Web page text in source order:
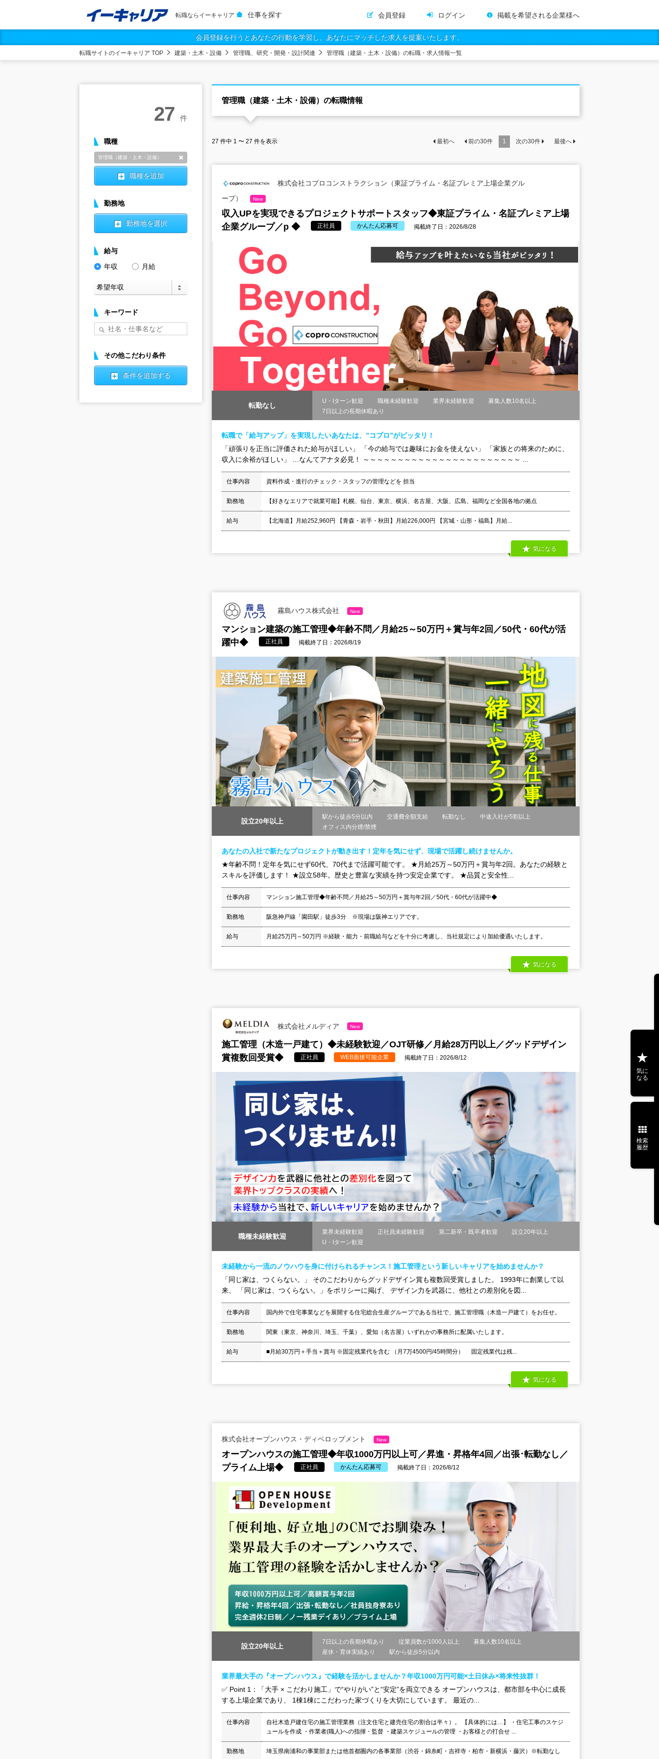
転職ならイーキャリア 仕事を探す 会員登録 ログイン 掲載を希望される企業様へ
会員登録を行うとあなたの行動を学習し、あなたにマッチした求人を提案いたします。
転職サイトのイーキャリア TOP 建築・土木・設備 管理職、研究・開発・設計関連 管理職（建築・土木・設備）の転職・求人情報一覧
管理職（建築・土木・設備）の転職情報
27 件中 1 〜 27 件を表示 最初へ 前の30件 1 次の30件 最後へ
株式会社コプロコンストラクション（東証プライム・名証プレミア上場企業グル
ープ）
New
収入UPを実現できるプロジェクトサポートスタッフ◆東証プライム・名証プレミア上場
企業グループ／p ◆
正社員 かんたん応募可 掲載終了日：2026/8/28
転勤なし
U・Iターン歓迎 職種未経験歓迎 業界未経験歓迎
募集人数10名以上
7日以上の長期休暇あり
転職で「給与アップ」を実現したいあなたは、”コプロ”がピッタリ！
「頑張りを正当に評価された給与がほしい」 「今の給与では趣味にお金を使えない」 「家族との将来のために、
収入に余裕がほしい」 …なんてアナタ必見！ ～～～～～～～～～～～～～～～～～～～～～～～ ...
仕事内容 資料作成・進行のチェック・スタッフの管理などを 担当
勤務地 【好きなエリアで就業可能】札幌、仙台、東京、横浜、名古屋、大阪、広島、福岡など全国各地の拠点
給与 【北海道】月給252,960円 【青森・岩手・秋田】月給226,000円 【宮城・山形・福島】月給...
気になる
霧島ハウス株式会社 New
マンション建築の施工管理◆年齢不問／月給25～50万円＋賞与年2回／50代・60代が活
躍中◆
正社員 掲載終了日：2026/8/19
設立20年以上
駅から徒歩5分以内 交通費全額支給 転勤なし
中途入社が5割以上
オフィス内分煙/禁煙
あなたの入社で新たなプロジェクトが動き出す！定年を気にせず、現場で活躍し続けませんか。
★年齢不問！定年を気にせず60代、70代まで活躍可能です。 ★月給25万～50万円＋賞与年2回。あなたの経験と
スキルを評価します！ ★設立58年。歴史と豊富な実績を持つ安定企業です。 ★品質と安全性...
仕事内容 マンション施工管理◆年齢不問／月給25～50万円＋賞与年2回／50代・60代が活躍中◆
勤務地 阪急神戸線「園田駅」徒歩3分 ※現場は阪神エリアです。
給与 月給25万円～50万円 ※経験・能力・前職給与などを十分に考慮し、当社規定により加給優遇いたします。
気になる
株式会社メルディア New
施工管理（木造一戸建て）◆未経験歓迎／OJT研修／月給28万円以上／グッドデザイン
賞複数回受賞◆
正社員 WEB面接可能企業 掲載終了日：2026/8/12
職種未経験歓迎
業界未経験歓迎 正社員未経験歓迎 第二新卒・既卒者歓迎
設立20年以上
U・Iターン歓迎
未経験から一流のノウハウを身に付けられるチャンス！施工管理という新しいキャリアを始めませんか？
「同じ家は、つくらない。」 そのこだわりからグッドデザイン賞も複数回受賞しました。 1993年に創業して以
来、 「同じ家は、つくらない。」をポリシーに掲げ、 デザイン力を武器に、他社との差別化を図...
仕事内容 国内外で住宅事業などを展開する住宅総合生産グループである当社で、施工管理職（木造一戸建て）をお任せ。
勤務地 関東（東京、神奈川、埼玉、千葉）、愛知（名古屋）いずれかの事務所に配属いたします。
給与 ■月給30万円＋手当＋賞与 ※固定残業代を含む （月7万4500円/45時間分） 固定残業代は残...
気になる
株式会社オープンハウス・ディベロップメント New
オープンハウスの施工管理◆年収1000万円以上可／昇進・昇格年4回／出張･転勤なし／
プライム上場◆
正社員 かんたん応募可 掲載終了日：2026/8/12
設立20年以上
7日以上の長期休暇あり 従業員数が1000人以上
募集人数10名以上
産休・育休実績あり
駅から徒歩5分以内
業界最大手の『オープンハウス』で経験を活かしませんか？年収1000万円可能×土日休み×将来性抜群！
✅ Point 1：「大手 × こだわり施工」で“やりがい”と“安定”を両立できる オープンハウスは、都市部を中心に成長
する上場企業であり、 1棟1棟にこだわった家づくりを大切にしています。 最近の...
仕事内容
自社木造戸建住宅の施工管理業務（注文住宅と建売住宅の割合は半々）。 【具体的には…】 ・住宅工事のスケジ
ュールを作成 ・作業者(職人)への指揮・監督 ・建築スケジュールの管理 ・お客様との打合せ ...
勤務地 埼玉県南浦和の事業部または他首都圏内の各事業部（渋谷・錦糸町・吉祥寺・柏市・新横浜・藤沢）※転勤なし
27 件
職種
管理職（建築・土木・設備）
職種を追加
勤務地
勤務地を選択
給与
年収
月給
キーワード
その他こだわり条件
条件を追加する
気に
なる
検索
履歴